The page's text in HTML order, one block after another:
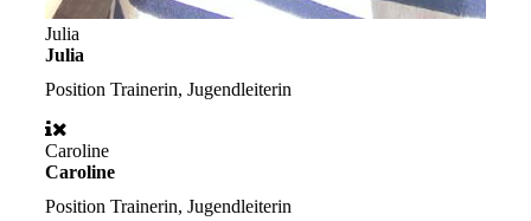
Julia
Julia
Position Trainerin, Jugendleiterin
Caroline
Caroline
Position Trainerin, Jugendleiterin